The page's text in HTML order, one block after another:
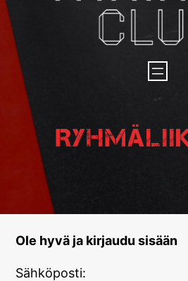
Ole hyvä ja kirjaudu sisään
Sähköposti: